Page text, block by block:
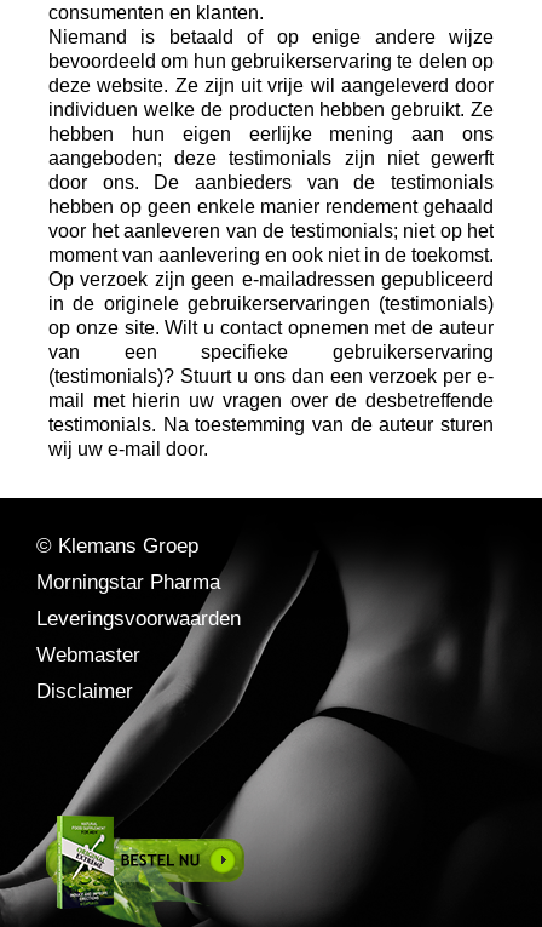
consumenten en klanten.
Niemand is betaald of op enige andere wijze
bevoordeeld om hun gebruikerservaring te delen op
deze website. Ze zijn uit vrije wil aangeleverd door
individuen welke de producten hebben gebruikt. Ze
hebben hun eigen eerlijke mening aan ons
aangeboden; deze testimonials zijn niet gewerft
door ons. De aanbieders van de testimonials
hebben op geen enkele manier rendement gehaald
voor het aanleveren van de testimonials; niet op het
moment van aanlevering en ook niet in de toekomst.
Op verzoek zijn geen e-mailadressen gepubliceerd
in de originele gebruikerservaringen (testimonials)
op onze site. Wilt u contact opnemen met de auteur
van een specifieke gebruikerservaring
(testimonials)? Stuurt u ons dan een verzoek per e-
mail met hierin uw vragen over de desbetreffende
testimonials. Na toestemming van de auteur sturen
wij uw e-mail door.
© Klemans Groep
Morningstar Pharma
Leveringsvoorwaarden
Webmaster
Disclaimer